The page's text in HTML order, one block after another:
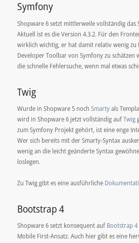
Symfony
Shopware 6 setzt mittlerweile vollständig das
Aktuell ist es die Version 4.3.2. Für den
wirklich wichtig, er hat damit relativ wenig zu
Developer Toolbar von Symfony zu schätzen
die schnelle Fehlersuche, wenn mal etwas
Twig
Wurde in Shopware 5 noch Smartyals
wird in Shopware 6 jetzt vollständig aufTwig
zum Symfony Projekt gehört, ist eine enge
Wer sich bereits mit der Smarty-Syntax
wenig an die leicht geänderte Syntax
loslegen.
Zu Twig gibt es eine ausführliche
Bootstrap 4
Shopware 6 setzt konsequent auf Bootstrap 4
Mobile First-Ansatz. Auch hier gibt es eine